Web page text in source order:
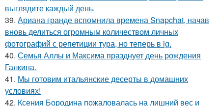
выглядите каждый день.
39. Ариана гранде вспомнила времена Snapchat, начав
вновь делиться огромным количеством личных
фотографий с репетиции тура, но теперь в ig.
40. Семья Аллы и Максима празднует день рождения
Галкина.
41. Мы готовим итальянские десерты в домашних
условиях!
42. Ксения Бородина пожаловалась на лишний вес и